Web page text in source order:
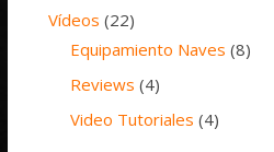
Vídeos (22)
Equipamiento Naves (8)
Reviews (4)
Video Tutoriales (4)